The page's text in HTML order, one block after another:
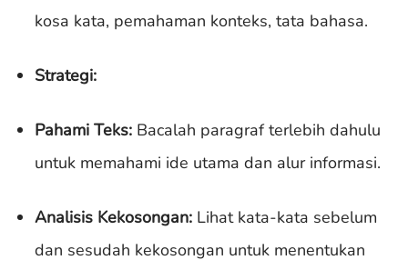
kosa kata, pemahaman konteks, tata bahasa.
Strategi:
Pahami Teks: Bacalah paragraf terlebih dahulu
untuk memahami ide utama dan alur informasi.
Analisis Kekosongan: Lihat kata-kata sebelum
dan sesudah kekosongan untuk menentukan